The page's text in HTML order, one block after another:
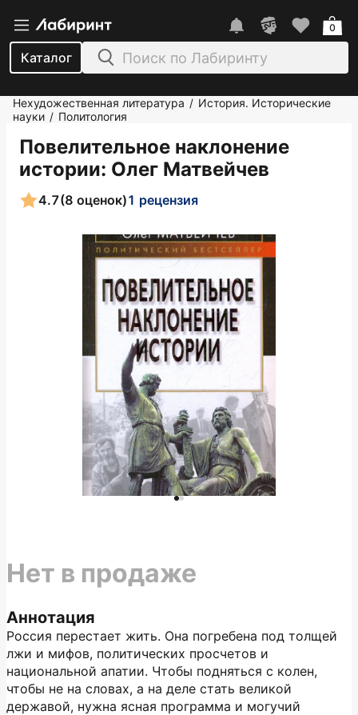
Каталог
0
Нехудожественная литература / История. Исторические
науки / Политология
Повелительное наклонение
истории: Олег Матвейчев
4.7(8 оценок)1 рецензия
Аннотация
Россия перестает жить. Она погребена под толщей
лжи и мифов, политических просчетов и
национальной апатии. Чтобы подняться с колен,
чтобы не на словах, а на деле стать великой
державой, нужна ясная программа и могучий
Нет в продаже